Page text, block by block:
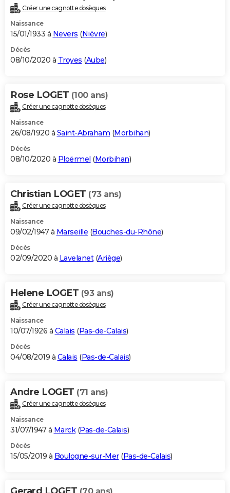
Créer une cagnotte obsèques
Naissance
15/01/1933 à Nevers (Nièvre)
Décès
08/10/2020 à Troyes (Aube)
Rose LOGET (100 ans)
Créer une cagnotte obsèques
Naissance
26/08/1920 à Saint-Abraham (Morbihan)
Décès
08/10/2020 à Ploërmel (Morbihan)
Christian LOGET (73 ans)
Créer une cagnotte obsèques
Naissance
09/02/1947 à Marseille (Bouches-du-Rhône)
Décès
02/09/2020 à Lavelanet(Ariège)
Helene LOGET (93 ans)
Créer une cagnotte obsèques
Naissance
10/07/1926 à Calais (Pas-de-Calais)
Décès
04/08/2019 à Calais (Pas-de-Calais)
Andre LOGET (71 ans)
Créer une cagnotte obsèques
Naissance
31/07/1947 à Marck(Pas-de-Calais)
Décès
15/05/2019 à Boulogne-sur-Mer(Pas-de-Calais)